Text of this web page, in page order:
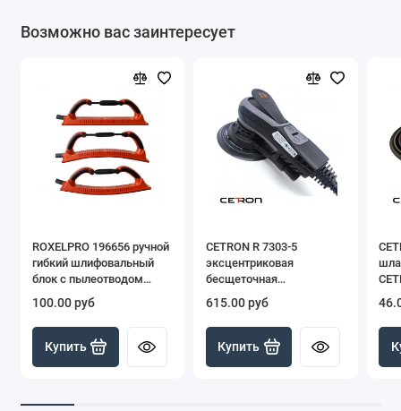
Возможно вас заинтересует
ROXELPRO 196656 ручной
гибкий шлифовальный
блок с пылеотводом
регулируемый, 70 х 400
мм
100.00 руб
Купить
CETRON R 7303-5
эксцентриковая
бесщеточная
шлифовальная машинка
150 мм, ход 5.0 мм
615.00 руб
Купить